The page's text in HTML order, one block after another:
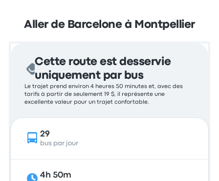
Aller de Barcelone à Montpellier
Cette route est desservie
uniquement par bus
Le trajet prend environ 4 heures 50 minutes et, avec des
tarifs à partir de seulement 19 $, il représente une
excellente valeur pour un trajet confortable.
29
bus par jour
4h 50m